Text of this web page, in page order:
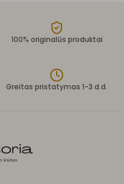
100% originalūs produktai
Greitas pristatymas 1-3 d.d.